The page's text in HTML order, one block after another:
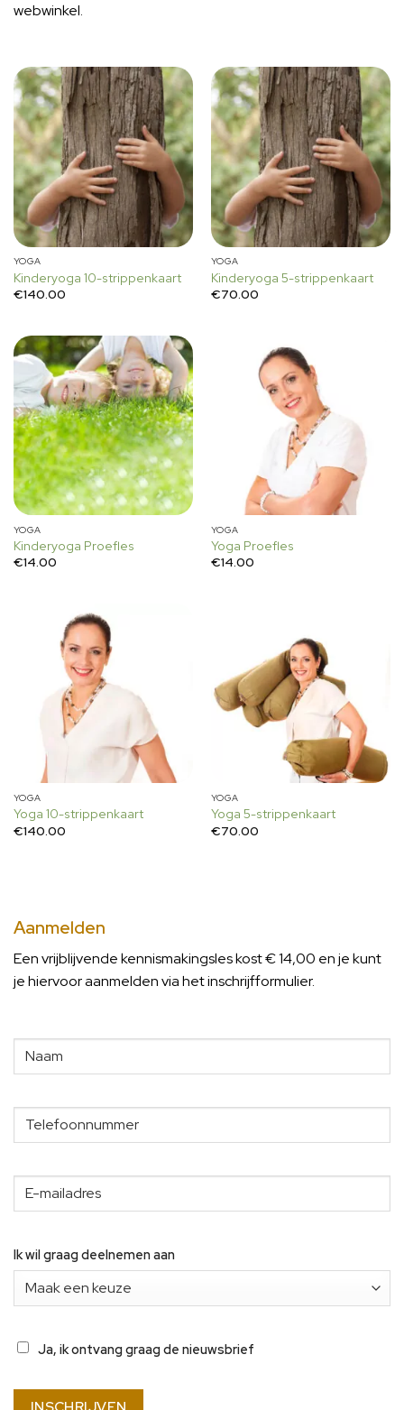
webwinkel.
YOGA
Kinderyoga 10-strippenkaart
€140.00
YOGA
Kinderyoga 5-strippenkaart
€70.00
YOGA
Kinderyoga Proefles
€14.00
YOGA
Yoga Proefles
€14.00
YOGA
Yoga 10-strippenkaart
€140.00
YOGA
Yoga 5-strippenkaart
€70.00
Aanmelden
Een vrijblijvende kennismakingsles kost € 14,00 en je kunt
je hiervoor aanmelden via het inschrijfformulier.
Naam
Telefoonnummer
E-
Ik wil graag deelnemen aan
NIEUWSBRIEF
Ja, ik ontvang graag de nieuwsbrief